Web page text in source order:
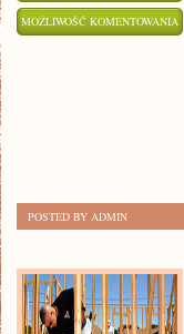
MOŻLIWOŚĆ KOMENTOWANIA
POSTED BY ADMIN